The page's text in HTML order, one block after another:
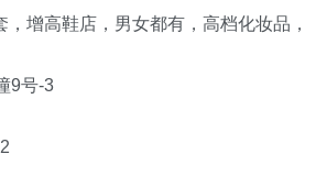
增高鞋店，男女都有，高档化妆品，
9号-3